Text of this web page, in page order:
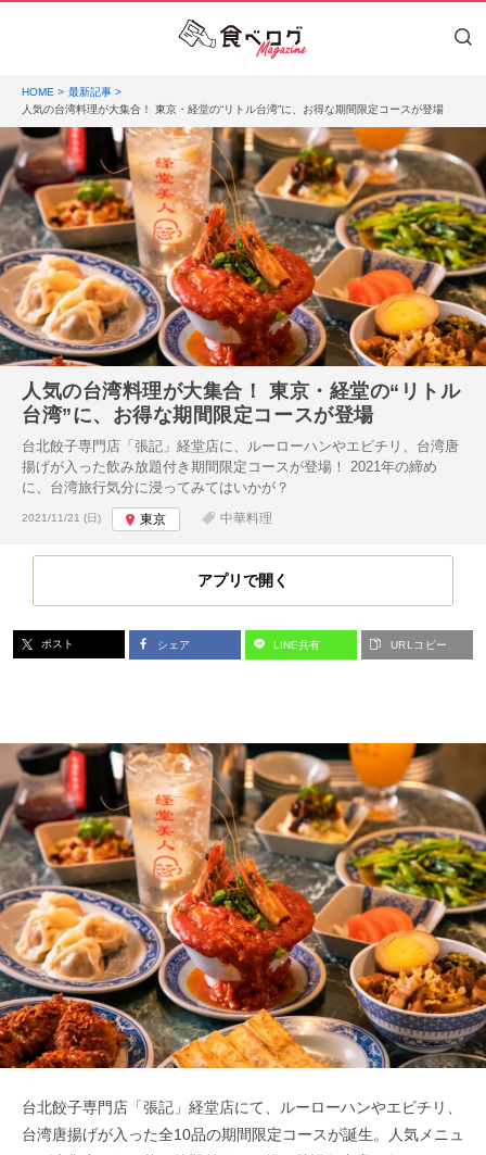
HOME
最新記事
人気の台湾料理が大集合！ 東京・経堂の“リトル台湾”に、お得な期間限定コースが登場
人気の台湾料理が大集合！ 東京・経堂の“リトル
台湾”に、お得な期間限定コースが登場
台北餃子専門店「張記」経堂店に、ルーローハンやエビチリ、台湾唐
揚げが入った飲み放題付き期間限定コースが登場！ 2021年の締め
に、台湾旅行気分に浸ってみてはいかが？
投稿日:
2021/11/21 (日) 東京 中華料理
アプリで開く
ポスト シェア LINE共有 URLコピー
台北餃子専門店「張記」経堂店にて、ルーローハンやエビチリ、
台湾唐揚げが入った全10品の期間限定コースが誕生。人気メニュ